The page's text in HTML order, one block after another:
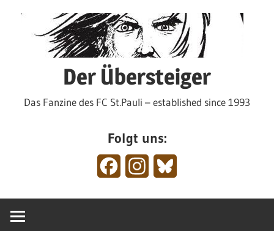
Der Übersteiger
Das Fanzine des FC St.Pauli – established since 1993
Folgt uns:
FacebookInstagram